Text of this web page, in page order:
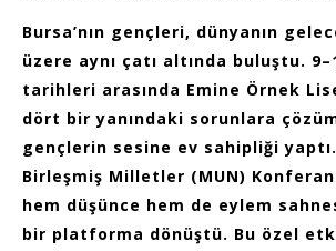
Bursa’nın gençleri, dünyanın
üzere aynı çatı altında buluştu.
tarihleri arasında Emine Örnek
dört bir yanındaki sorunlara
gençlerin sesine ev sahipliği
Birleşmiş Milletler (MUN)
hem düşünce hem de eylem
bir platforma dönüştü. Bu özel